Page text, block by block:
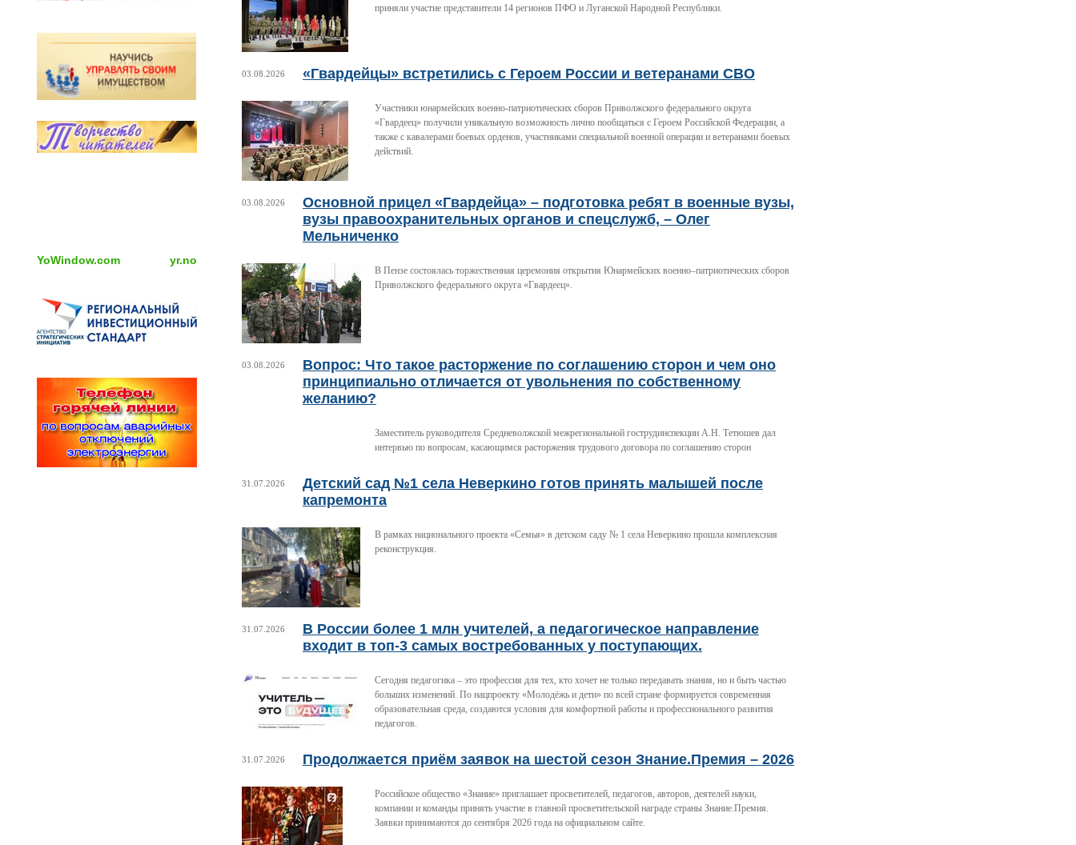
YoWindow.com yr.no
приняли участие представители 14 регионов ПФО и Луганской Народной Республики.
03.08.2026 «Гвардейцы» встретились с Героем России и ветеранами СВО
Участники юнармейских военно-патриотических сборов Приволжского федерального округа
«Гвардеец» получили уникальную возможность лично пообщаться с Героем Российской Федерации, а
также с кавалерами боевых орденов, участниками специальной военной операции и ветеранами боевых
действий.
03.08.2026
Основной прицел «Гвардейца» – подготовка ребят в военные вузы,
вузы правоохранительных органов и спецслужб, – Олег
Мельниченко
В Пензе состоялась торжественная церемония открытия Юнармейских военно–патриотических сборов
Приволжского федерального округа «Гвардеец».
03.08.2026
Вопрос: Что такое расторжение по соглашению сторон и чем оно
принципиально отличается от увольнения по собственному
желанию?
Заместитель руководителя Средневолжской межрегиональной гострудинспекции А.Н. Тетюшев дал
интервью по вопросам, касающимся расторжения трудового договора по соглашению сторон
31.07.2026
Детский сад №1 села Неверкино готов принять малышей после
капремонта
В рамках национального проекта «Семья» в детском саду № 1 села Неверкино прошла комплексная
реконструкция.
31.07.2026
В России более 1 млн учителей, а педагогическое направление
входит в топ-3 самых востребованных у поступающих.
Сегодня педагогика – это профессия для тех, кто хочет не только передавать знания, но и быть частью
больших изменений. По нацпроекту «Молодёжь и дети» по всей стране формируется современная
образовательная среда, создаются условия для комфортной работы и профессионального развития
педагогов.
31.07.2026 Продолжается приём заявок на шестой сезон Знание.Премия – 2026
Российское общество «Знание» приглашает просветителей, педагогов, авторов, деятелей науки,
компании и команды принять участие в главной просветительской награде страны Знание.Премия.
Заявки принимаются до сентября 2026 года на официальном сайте.